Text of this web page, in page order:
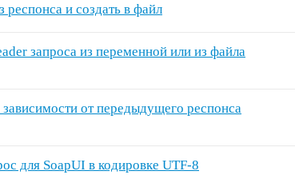
респонса и создать в файл
запроса из переменной или из файла
от передыдущего респонса
для SoapUI в кодировке UTF-8